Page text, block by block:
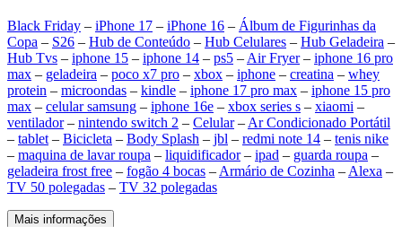
Black Friday – iPhone 17 – iPhone 16 – Álbum de Figurinhas da
Copa – S26 – Hub de Conteúdo – Hub Celulares – Hub Geladeira –
Hub Tvs – iphone 15 – iphone 14 – ps5 – Air Fryer– iphone 16 pro
max – geladeira – poco x7 pro – xbox – iphone – creatina – whey
protein – microondas – kindle – iphone 17 pro max – iphone 15 pro
max – celular samsung – iphone 16e – xbox series s – xiaomi –
ventilador– nintendo switch 2 – Celular– Ar Condicionado Portátil
– tablet – Bicicleta – Body Splash – jbl – redmi note 14 – tenis nike
– maquina de lavar roupa – liquidificador– ipad – guarda roupa –
geladeira frost free – fogão 4 bocas – Armário de Cozinha – Alexa –
TV 50 polegadas – TV 32 polegadas
Mais informações